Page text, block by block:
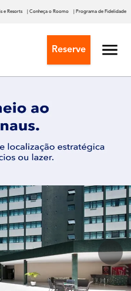
e Resorts | Conheça o Roomo | Programa de Fidelidade
Reserve